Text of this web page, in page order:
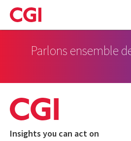
Skip
to
main
Parlons ensemble
Insights you can act on